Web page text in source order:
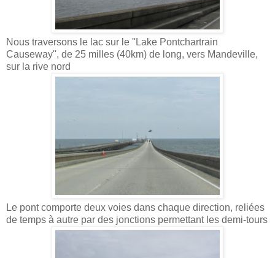
Nous traversons le lac sur le ''Lake Pontchartrain
Causeway'', de 25 milles (40km) de long, vers Mandeville,
sur la rive nord
Le pont comporte deux voies dans chaque direction, reliées
de temps à autre par des jonctions permettant les demi-tours